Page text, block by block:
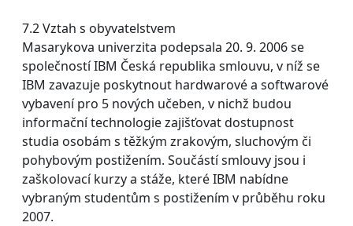
7.2 Vztah s obyvatelstvem
Masarykova univerzita podepsala 20. 9. 2006 se
společností IBM Česká republika smlouvu, v níž se
IBM zavazuje poskytnout hardwarové a softwarové
vybavení pro 5 nových učeben, v nichž budou
informační technologie zajišťovat dostupnost
studia osobám s těžkým zrakovým, sluchovým či
pohybovým postižením. Součástí smlouvy jsou i
zaškolovací kurzy a stáže, které IBM nabídne
vybraným studentům s postižením v průběhu roku
2007.